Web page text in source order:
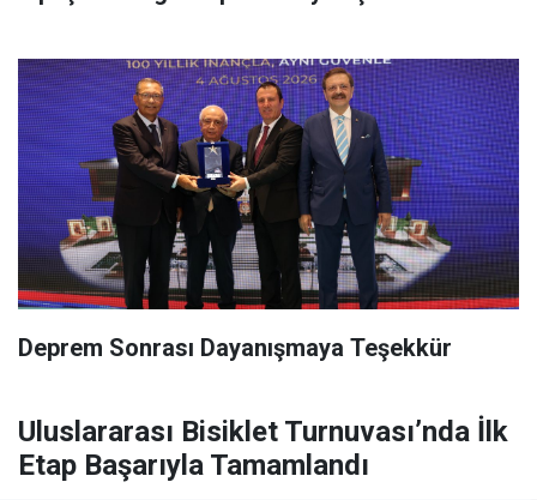
Deprem Sonrası Dayanışmaya Teşekkür
Uluslararası Bisiklet Turnuvası’nda İlk
Etap Başarıyla Tamamlandı